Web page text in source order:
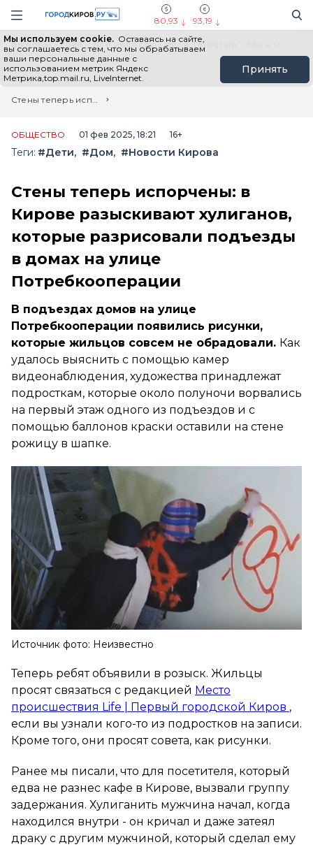
Навигация сайта
80,93 93,19
Мы используем cookie. Оставаясь на сайте,
вы соглашаетесь с тем, что мы обрабатываем
ваши персональные данные с
использованием метрик Яндекс
Метрика,top.mail.ru, LiveInternet.
Принять
Выборы - 2026 Все новости Мы в Telegram
Главная
Лента новостей
Стены теперь испорчены: в Кирове разыскивают хулиганов, которые разрисовали подъезды в домах на улице Потребкооперации
ОБЩЕСТВО 01 фев 2025, 18:21 16+
Теги: #Дети #Дом #Новости Кирова
Стены теперь испорчены: в
Кирове разыскивают хулиганов,
которые разрисовали подъезды
в домах на улице
Потребкооперации
В подъездах домов на улице
Потребкооперации появились рисунки,
которые жильцов совсем не обрадовали. Как
удалось выяснить с помощью камер
видеонаблюдения, художества принадлежат
подросткам, которые около полуночи ворвались
на первый этаж одного из подъездов и с
помощью баллонов краски оставили на стене
рожицу в шапке.
Источник фото: Неизвестно
Теперь ребят объявили в розыск. Жильцы
просят связаться с редакцией Место
происшествия Life | Первый городской Киров ,
если вы узнали кого-то из подростков на записи.
Кроме того, они просят совета, как рисунки.
Ранее мы писали, что для посетителя, который
едва не разнес кафе в Кирове, вызвали группу
задержания. Хулиганить мужчина начал, когда
находился внутри - он кричал и даже затеял
драку с другим мужчиной, который сделал ему